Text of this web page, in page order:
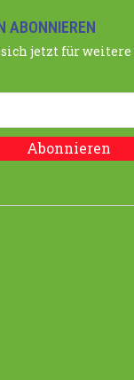
ABONNIEREN
jetzt für
Abonnieren